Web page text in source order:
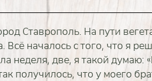
Ставрополь. На пути
началось с того, что я
неделя, две, я такой думаю:
получилось, что у моего